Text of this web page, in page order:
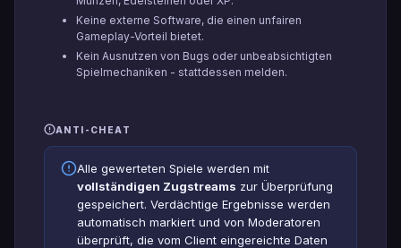
Keine externe Software, die einen unfairen
Gameplay-Vorteil bietet.
Kein Ausnutzen von Bugs oder unbeabsichtigten
Spielmechaniken - stattdessen melden.
ANTI-CHEAT
Alle gewerteten Spiele werden mit
vollständigen Zugstreams zur Überprüfung
gespeichert. Verdächtige Ergebnisse werden
automatisch markiert und von Moderatoren
überprüft, die vom Client eingereichte Daten